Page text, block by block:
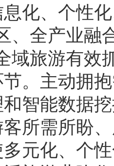
化、个性
、全产业融
域旅游有效
。主动拥
智能数据
所需所盼
元化、个